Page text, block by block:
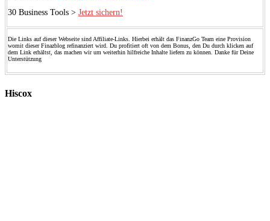
30 Business Tools > Jetzt sichern!
Die Links auf dieser Webseite sind Affiliate-Links. Hierbei erhält das FinanzGo Team eine Provision
womit dieser Finazblog refinanziert wird. Du profitiert oft von dem Bonus, den Du durch klicken auf
dem Link erhältst, das machen wir um weiterhin hilfreiche Inhalte liefern zu können. Danke für Deine
Unterstützung
Hiscox